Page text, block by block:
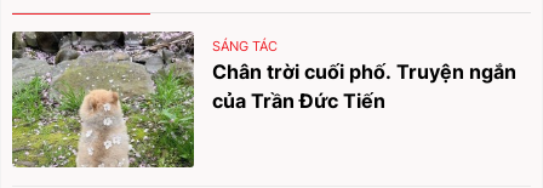
SÁNG TÁC
Chân trời cuối phố. Truyện ngắn
của Trần Đức Tiến